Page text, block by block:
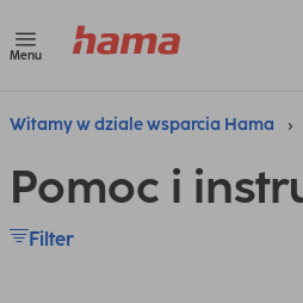
Menu
Witamy w dziale wsparcia Hama
Pomoc i
Filter